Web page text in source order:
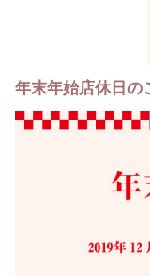
年末年始店休日の